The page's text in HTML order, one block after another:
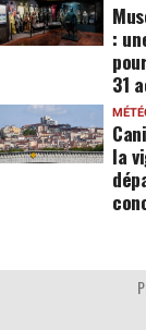
:
31
la